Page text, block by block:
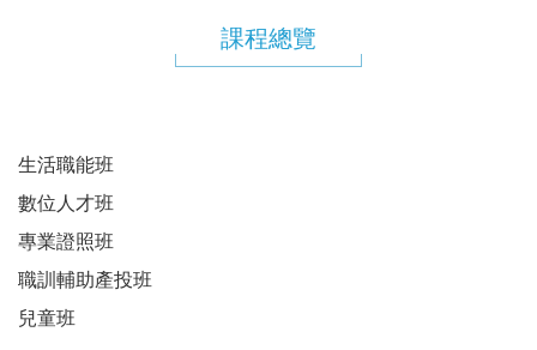
課程總覽
生活職能班
數位人才班
專業證照班
職訓輔助產投班
兒童班